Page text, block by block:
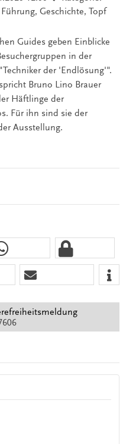
Geschichte, Topf
Guides geben Einblicke
in der
der 'Endlösung'".
Bruno Lino Brauer
Häftlinge der
Für ihn sind sie der
Ausstellung.